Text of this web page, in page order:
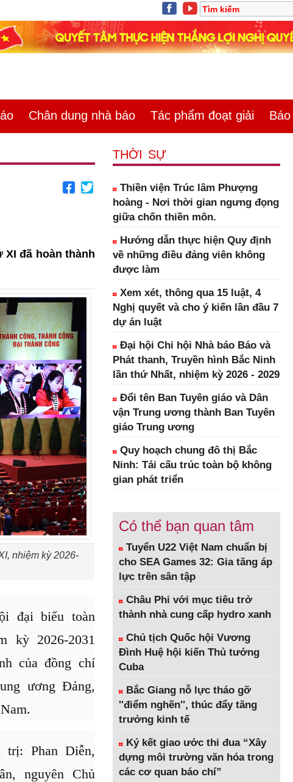
Chân dung nhà báo Tác phẩm đoạt giải
XI đã hoàn thành
nhiệm kỳ 2026-
đại biểu toàn
kỳ 2026-2031
của đồng chí
ương Đảng,
Phan Diễn,
nguyên Chủ
THỜI SỰ
Thiền viện Trúc lâm Phượng
hoàng - Nơi thời gian ngưng đọng
giữa chốn thiền môn.
Hướng dẫn thực hiện Quy định
về những điều đảng viên không
được làm
Xem xét, thông qua 15 luật, 4
Nghị quyết và cho ý kiến lần đầu 7
dự án luật
Đại hội Chi hội Nhà báo Báo và
Phát thanh, Truyền hình Bắc Ninh
lần thứ Nhất, nhiệm kỳ 2026 - 2029
Đổi tên Ban Tuyên giáo và Dân
vận Trung ương thành Ban Tuyên
giáo Trung ương
Quy hoạch chung đô thị Bắc
Ninh: Tái cấu trúc toàn bộ không
gian phát triển
Có thể bạn quan tâm
Tuyển U22 Việt Nam chuẩn bị
cho SEA Games 32: Gia tăng áp
lực trên sân tập
Châu Phi với mục tiêu trở
thành nhà cung cấp hydro xanh
Chủ tịch Quốc hội Vương
Đình Huệ hội kiến Thủ tướng
Cuba
Bắc Giang nỗ lực tháo gỡ
''điểm nghẽn'', thúc đẩy tăng
trưởng kinh tế
Ký kết giao ước thi đua “Xây
dựng môi trường văn hóa trong
các cơ quan báo chí”